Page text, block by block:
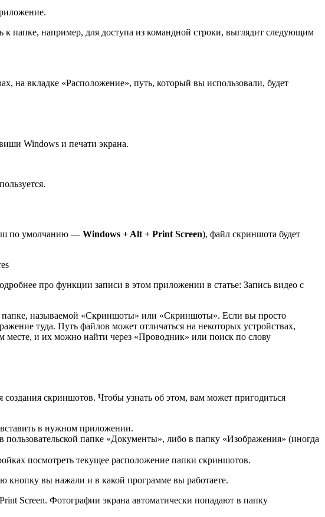
папке, например, для доступа из командной строки, выглядит следующим
на вкладке «Расположение», путь, который вы использовали, будет
Windows и печати экрана.
по умолчанию — Windows + Alt + Print Screen), файл скриншота будет
про функции записи в этом приложении в статье: Запись видео с
папке, называемой «Скриншоты» или «Скриншоты». Если вы просто
туда. Путь файлов может отличаться на некоторых устройствах,
месте, и их можно найти через «Проводник» или поиск по слову
скриншотов. Чтобы узнать об этом, вам может пригодиться
в нужном приложении.
папке «Документы», либо в папку «Изображения» (иногда
посмотреть текущее расположение папки скриншотов.
кнопку вы нажали и в какой программе вы работаете.
Screen. Фотографии экрана автоматически попадают в папку